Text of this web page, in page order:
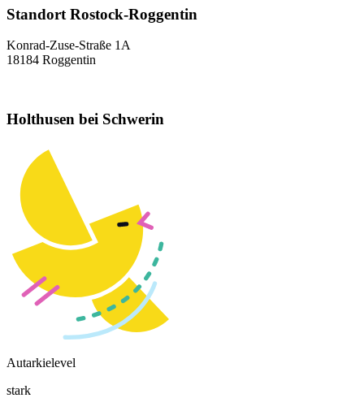
Standort Rostock-Roggentin
Konrad-Zuse-Straße 1A
18184 Roggentin
Holthusen bei Schwerin
Autarkielevel
stark